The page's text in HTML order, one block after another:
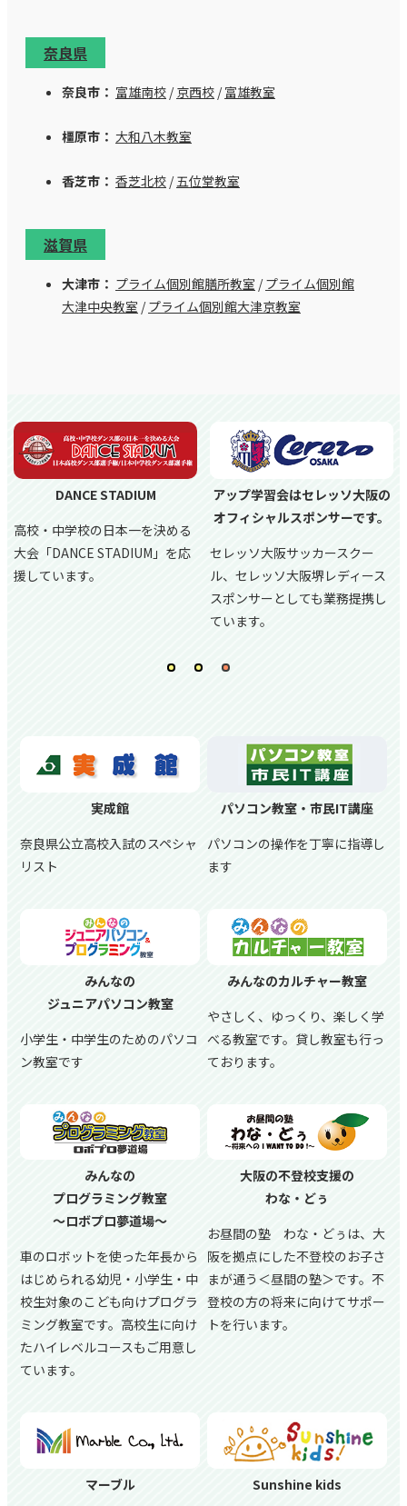
奈良県
奈良市： 富雄南校 /京西校 /富雄教室
橿原市： 大和八木教室
香芝市： 香芝北校 /五位堂教室
滋賀県
大津市： プライム個別館膳所教室 /プライム個別館
大津中央教室 /プライム個別館大津京教室
DANCE STADIUM
高校・中学校の日本一を決める
大会「DANCE STADIUM」を応
援しています。
アップ学習会はセレッソ大阪の
オフィシャルスポンサーです。
セレッソ大阪サッカースクー
ル、 セレッソ大阪堺レディース
スポンサーとしても業務提携し
ています。
実成館
奈良県公立高校入試のスペシャ
リスト
パソコン教室・市民IT講座
パソコンの操作を丁寧に指導し
ます
みんなの
ジュニアパソコン教室
小学生・中学生のためのパソコ
ン教室です
みんなのカルチャー教室
やさしく、ゆっくり、楽しく学
べる教室です。貸し教室も行っ
ております。
みんなの
プログラミング教室
～ロボプロ夢道場～
車のロボットを使った年長から
はじめられる幼児・小学生・中
校生対象のこども向けプログラ
ミング教室です。高校生に向け
たハイレベルコースもご用意し
ています。
大阪の不登校支援の
わな・どぅ
お昼間の塾 わな・どぅは、大
阪を拠点にした不登校のお子さ
まが通う＜昼間の塾＞です。不
登校の方の将来に向けてサポー
トを行います。
マーブル
Sunshine kids